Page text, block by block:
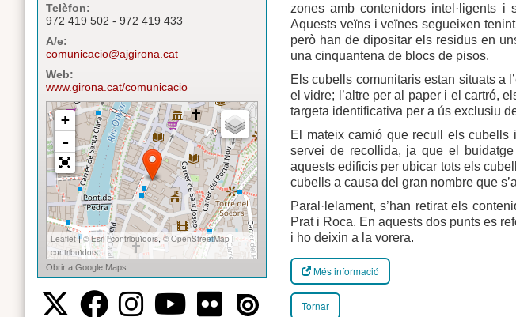
Telèfon:
972 419 502 - 972 419 433
A/e:
comunicacio@ajgirona.cat
Web:
www.girona.cat/comunicacio
zones amb contenidors intel·ligents
Aquests veïns i veïnes segueixen
però han de dipositar els residus en
una cinquantena de blocs de pisos.
Els cubells comunitaris estan situats a
el vidre; l’altre per al paper i el cartró,
targeta identificativa per a ús exclusiu
El mateix camió que recull els cubells
servei de recollida, ja que el
aquests edificis per ubicar tots els
cubells a causa del gran nombre que
Paral·lelament, s’han retirat els
Prat i Roca. En aquests dos punts es
i ho deixin a la vorera.
Més informació
Tornar